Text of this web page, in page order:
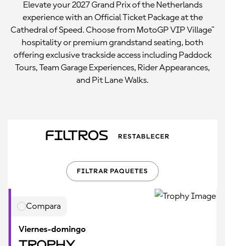
Elevate your 2027 Grand Prix of the Netherlands
experience with an Official Ticket Package at the
Cathedral of Speed. Choose from MotoGP VIP Village™
hospitality or premium grandstand seating, both
offering exclusive trackside access including Paddock
Tours, Team Garage Experiences, Rider Appearances,
and Pit Lane Walks.
Filtros RESTABLECER
FILTRAR PAQUETES
Compara
Viernes-domingo